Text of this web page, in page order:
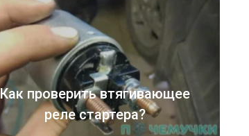
Как проверить втягивающее
реле стартера?